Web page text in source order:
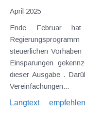
April 2025
Ende Februar
steuerlichen
Einsparungen
dieser Ausgabe .
Vereinfachungen...
Langtext
empfehlen